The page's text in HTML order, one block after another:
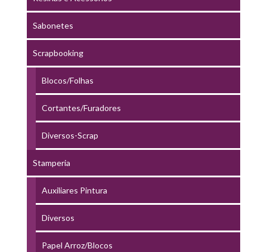
Sabonetes
Scrapbooking
Blocos/Folhas
Cortantes/Furadores
Diversos-Scrap
Stamperia
Auxiliares Pintura
Diversos
Papel Arroz/Blocos